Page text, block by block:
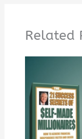
Related